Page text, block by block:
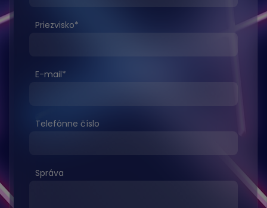
Priezvisko*
E-mail*
Telefónne číslo
Správa